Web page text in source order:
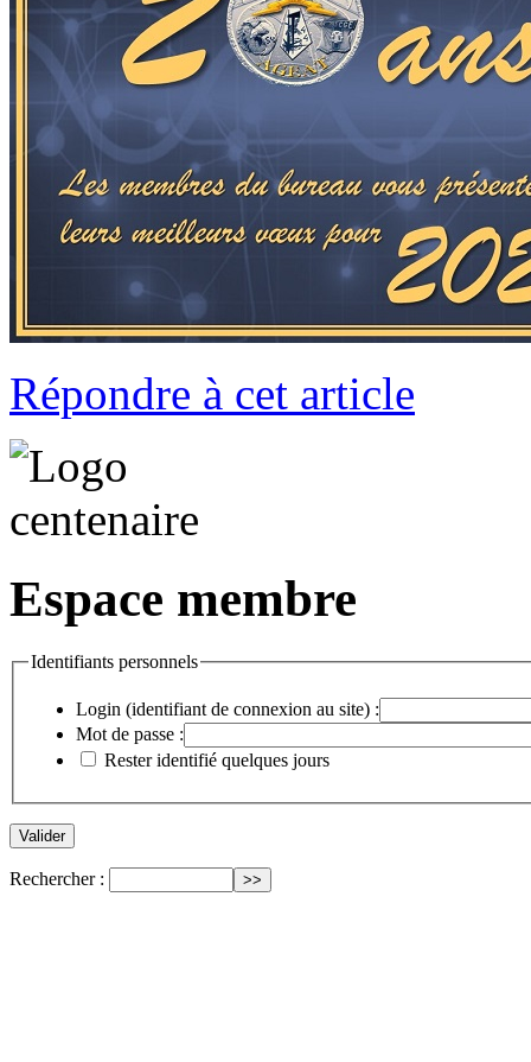
Répondre à cet article
Espace membre
Identifiants personnels
Login (identifiant de connexion au site) :
Mot de passe :
Rester identifié quelques jours
Rechercher :